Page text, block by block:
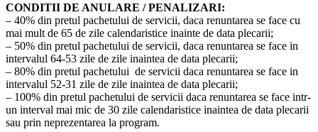
CONDITII DE ANULARE / PENALIZARI:
– 40% din pretul pachetului de servicii, daca renuntarea se face cu
mai mult de 65 de zile calendaristice inainte de data plecarii;
– 50% din pretul pachetului de servicii, daca renuntarea se face in
intervalul 64-53 zile de zile inaintea de data plecarii;
– 80% din pretul pachetului de servicii daca renuntarea se face in
intervalul 52-31 zile de zile inaintea de data plecarii;
– 100% din pretul pachetului de servicii daca renuntarea se face intr-
un interval mai mic de 30 zile calendaristice inaintea de data plecarii
sau prin neprezentarea la program.